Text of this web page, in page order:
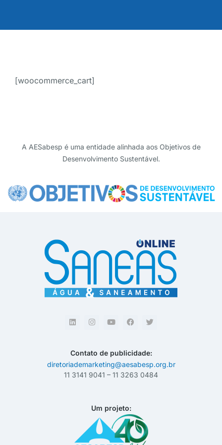
[woocommerce_cart]
A AESabesp é uma entidade alinhada aos Objetivos de
Desenvolvimento Sustentável.
Contato de publicidade:
diretoriademarketing@aesabesp.org.br
11 3141 9041 – 11 3263 0484
Um projeto: